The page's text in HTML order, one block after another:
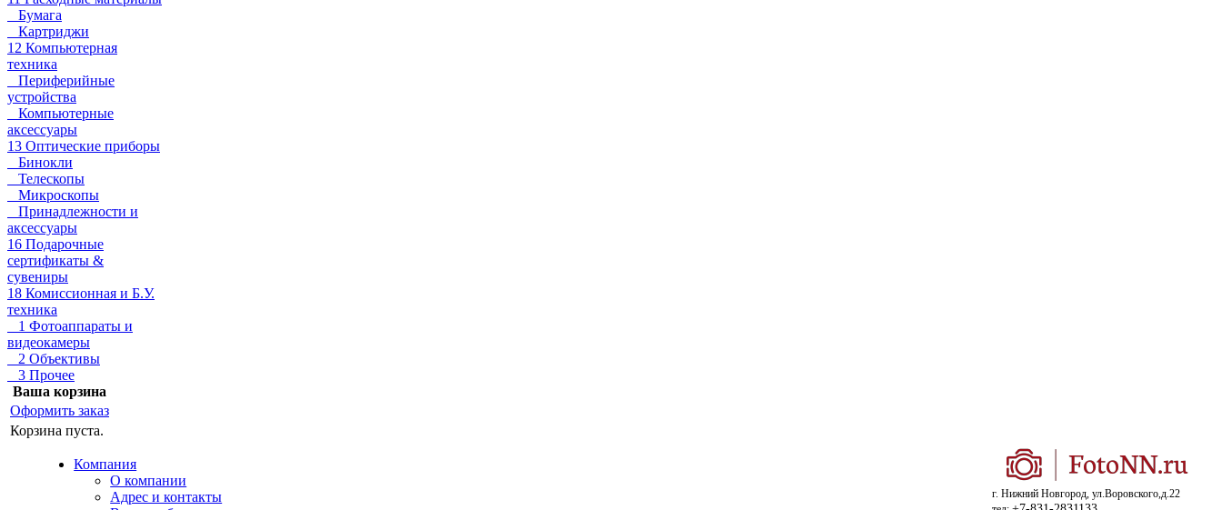
Бумага
Картриджи
12 Компьютерная
техника
Периферийные
устройства
Компьютерные
аксессуары
13 Оптические приборы
Бинокли
Телескопы
Микроскопы
Принадлежности и
аксессуары
16 Подарочные
сертификаты &
сувениры
18 Комиссионная и Б.У.
техника
1 Фотоаппараты и
видеокамеры
2 Объективы
3 Прочее
Ваша корзина
Оформить заказ
Корзина пуста.
Компания
О компании
Адрес и контакты
г. Нижний Новгород, ул.Воровского,д.22